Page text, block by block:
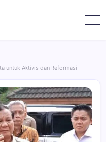
untuk Aktivis dan Reformasi